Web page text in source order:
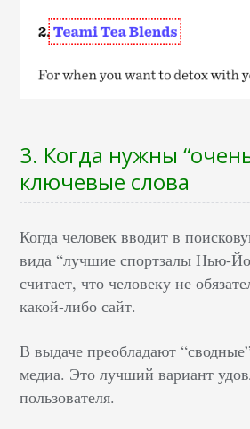
3. Когда нужны
ключевые слова
Когда человек вводит в
вида “лучшие спортзалы Нью-
считает, что человеку не
какой-либо сайт.
В выдаче преобладают
медиа. Это лучший вариант
пользователя.